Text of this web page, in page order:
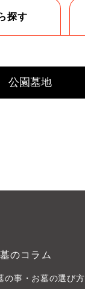
探す
公園墓地
のコラム
の事・お墓の選び方